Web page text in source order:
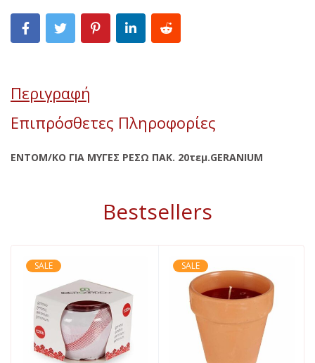
Περιγραφή
Επιπρόσθετες Πληροφορίες
ΕΝΤΟΜ/ΚΟ ΓΙΑ ΜΥΓΕΣ ΡΕΣΩ ΠΑΚ. 20τεμ.GERANIUM
Bestsellers
SALE SALE